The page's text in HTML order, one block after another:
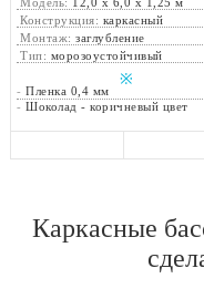
Конструкция: каркасный
Монтаж:заглубление
Тип: морозоустойчивый
※
-Пленка 0,4 мм
-Шоколад - коричневый цвет
Каркасные